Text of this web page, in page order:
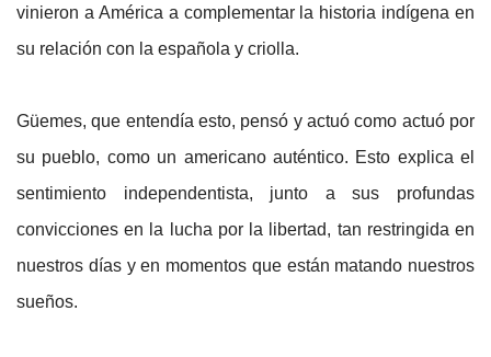
vinieron a América a complementar la historia indígena en
su relación con la española y criolla.
Güemes, que entendía esto, pensó y actuó como actuó por
su pueblo, como un americano auténtico. Esto explica el
sentimiento independentista, junto a sus profundas
convicciones en la lucha por la libertad, tan restringida en
nuestros días y en momentos que están matando nuestros
sueños.